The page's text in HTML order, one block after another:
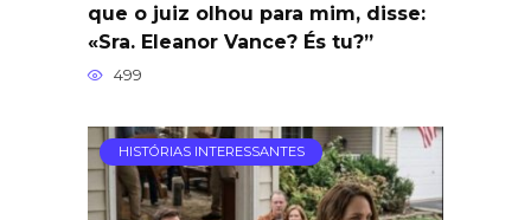
que o juiz olhou para mim, disse:
«Sra. Eleanor Vance? És tu?”
499
HISTÓRIAS INTERESSANTES